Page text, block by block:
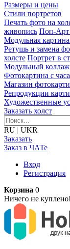
Размеры и цены
Стили портретов
Печать фото на
живопись Поп-Арт
Модульная
Ретушь и замена
холсте Портрет в
Модульный коллаж
Фотокартина с
Магазин
Репродукции
Художественные
Заказать холст
RU | UKR
Заказать
Заказ в ЧАТе
Вход
Регистрация
Корзина 0
Ничего не куплено!